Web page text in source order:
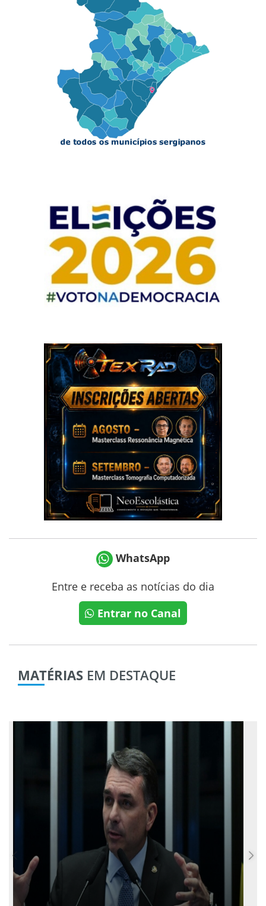
WhatsApp
Entre e receba as notícias do dia
Entrar no Canal
MATÉRIAS EM DESTAQUE